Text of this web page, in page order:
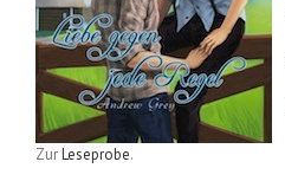
ZurLeseprobe.